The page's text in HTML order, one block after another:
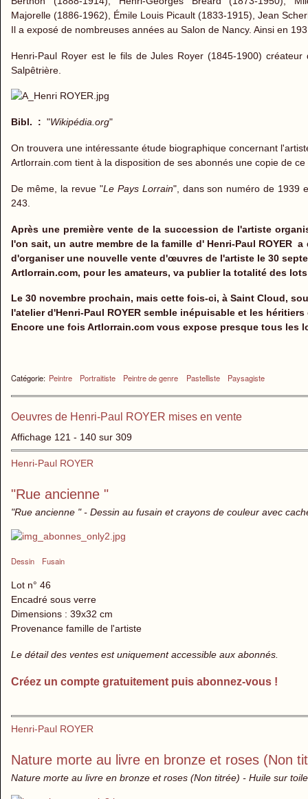
Majorelle (1886-1962), Émile Louis Picault (1833-1915), Jean
Il a exposé de nombreuses années au Salon de Nancy. Ainsi en
Henri-Paul Royer est le fils de Jules Royer (1845-1900)
Salpêtrière.
Bibl. : "Wikipédia.org"
On trouvera une intéressante étude biographique concernant
Artlorrain.com tient à la disposition de ses abonnés une copie de
De même, la revue "Le Pays Lorrain", dans son numéro de 1939
243.
Après une première vente de la succession de l'artiste
l'on sait, un autre membre de la famille d' Henri-Paul ROYER
d'organiser une nouvelle vente d'œuvres de l'artiste le 30
Artlorrain.com, pour les amateurs, va publier la totalité des
Le 30 novembre prochain, mais cette fois-ci, à Saint Cloud,
l'atelier d'Henri-Paul ROYER semble inépuisable et les
Encore une fois Artlorrain.com vous expose presque tous les
Catégorie: Peintre Portraitiste Peintre de genre Pastelliste Paysagiste
Oeuvres de Henri-Paul ROYER mises en vente
Affichage 121 - 140 sur 309
Henri-Paul ROYER
"Rue ancienne "
"Rue ancienne " - Dessin au fusain et crayons de couleur avec
Dessin Fusain
Lot n° 46
Encadré sous verre
Dimensions : 39x32 cm
Provenance famille de l'artiste
Le détail des ventes est uniquement accessible aux abonnés.
Créez un compte gratuitement puis abonnez-vous !
Henri-Paul ROYER
Nature morte au livre en bronze et roses (Non
Nature morte au livre en bronze et roses (Non titrée) - Huile sur